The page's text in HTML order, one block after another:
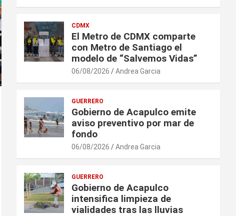
CDMX
El Metro de CDMX comparte
con Metro de Santiago el
modelo de “Salvemos Vidas”
06/08/2026 Andrea Garcia
GUERRERO
Gobierno de Acapulco emite
aviso preventivo por mar de
fondo
06/08/2026 Andrea Garcia
GUERRERO
Gobierno de Acapulco
intensifica limpieza de
vialidades tras las lluvias